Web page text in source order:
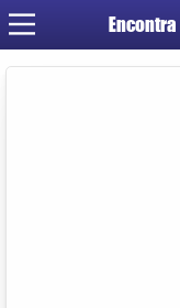
Encontra